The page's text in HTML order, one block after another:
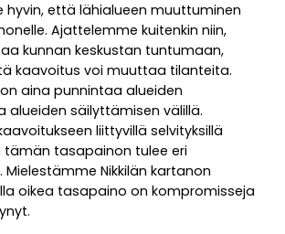
hyvin, että lähialueen muuttuminen
Ajattelemme kuitenkin niin,
kunnan keskustan tuntumaan,
kaavoitus voi muuttaa tilanteita.
aina punnintaa alueiden
alueiden säilyttämisen välillä.
liittyvillä selvityksillä
tasapainon tulee eri
Mielestämme Nikkilän kartanon
oikea tasapaino on kompromisseja